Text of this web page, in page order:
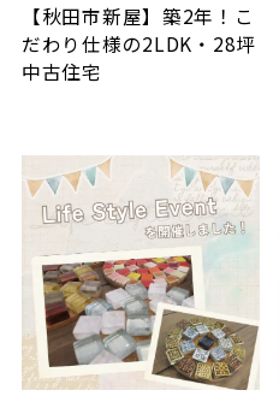
【秋田市新屋】築2年！こ
だわり仕様の2LDK・28坪
中古住宅